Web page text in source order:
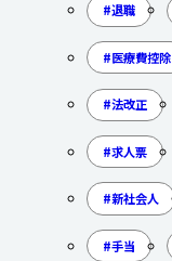
退職
医療費控除
法改正
求人票
新社会人
手当